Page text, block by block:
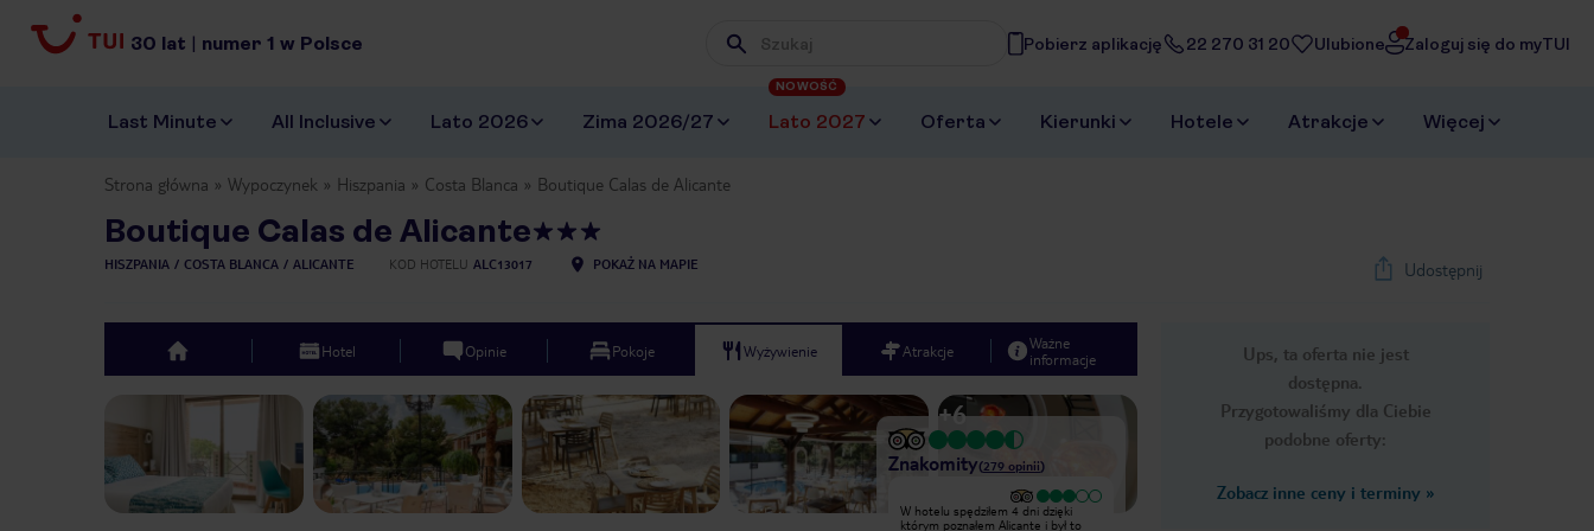
30 lat | numer 1 w Polsce Wpisz frazę, której szukasz
Pobierz aplikację 22 270 31 20 Ulubione Zaloguj się do myTUI
Last Minute All Inclusive Lato 2026 Zima 2026/27 Lato 2027
NOWOŚĆ
Oferta Kierunki Hotele Atrakcje Więcej
Strona główna Wypoczynek Hiszpania Costa Blanca Boutique Calas de Alicante
Boutique Calas de Alicante
HISZPANIA COSTA BLANCA ALICANTE KOD HOTELU ALC13017 POKAŻ NA MAPIE Udostępnij
Ups, ta oferta nie jest
dostępna.
Przygotowaliśmy dla Ciebie
podobne oferty:
Zobacz inne ceny i terminy »
top Hotel Opinie Pokoje Wyżywienie Atrakcje
Ważne
informacje
Previous slide Next slide
1/12
+6
Znakomity(279 opinii)
W hotelu spędziłem 4 dni dzięki
W hotelu spędziłem 4 dni dzięki
którym poznałem Alicante i był to